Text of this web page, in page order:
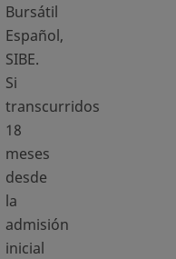
Bursátil
Español,
SIBE.
Si
transcurridos
18
meses
desde
la
admisión
inicial